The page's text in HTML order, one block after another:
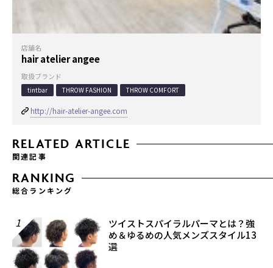
店舗名
hair atelier angee
取扱ブランド
tintbar THROW FASHION THROW COMFORT
http://hair-atelier-angee.com
RELATED ARTICLE
関連記事
RANKING
総合ランキング
1
ツイストスパイラルパーマとは？強
め＆ゆるめの人気メンズスタイル13
選